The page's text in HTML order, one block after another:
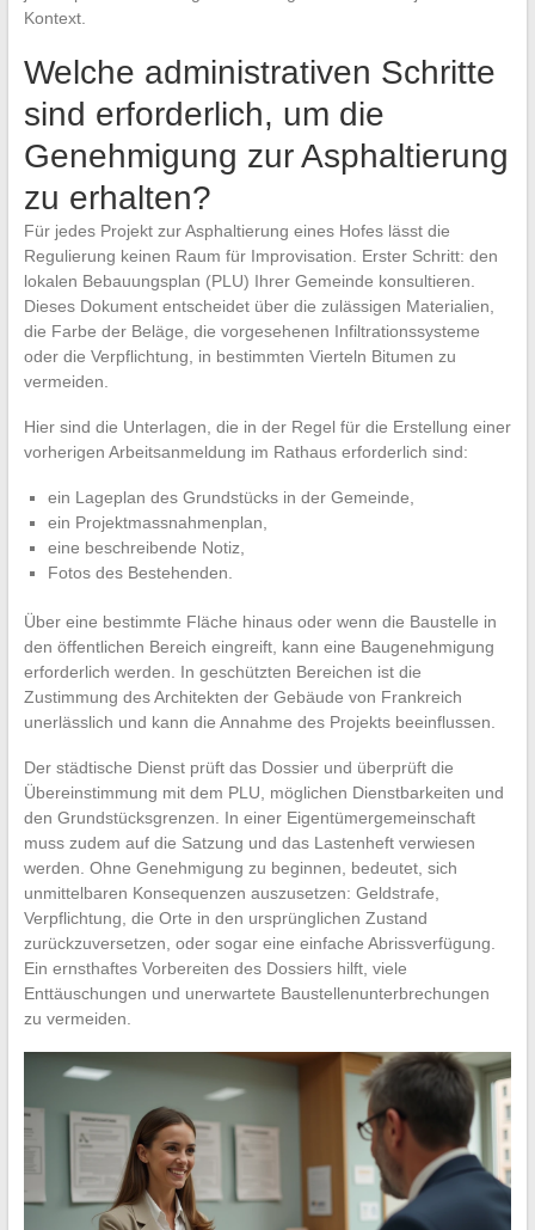
Kontext.
Welche administrativen Schritte
sind erforderlich, um die
Genehmigung zur Asphaltierung
zu erhalten?
Für jedes Projekt zur Asphaltierung eines Hofes lässt die
Regulierung keinen Raum für Improvisation. Erster Schritt: den
lokalen Bebauungsplan (PLU) Ihrer Gemeinde konsultieren.
Dieses Dokument entscheidet über die zulässigen Materialien,
die Farbe der Beläge, die vorgesehenen Infiltrationssysteme
oder die Verpflichtung, in bestimmten Vierteln Bitumen zu
vermeiden.
Hier sind die Unterlagen, die in der Regel für die Erstellung einer
vorherigen Arbeitsanmeldung im Rathaus erforderlich sind:
ein Lageplan des Grundstücks in der Gemeinde,
ein Projektmassnahmenplan,
eine beschreibende Notiz,
Fotos des Bestehenden.
Über eine bestimmte Fläche hinaus oder wenn die Baustelle in
den öffentlichen Bereich eingreift, kann eine Baugenehmigung
erforderlich werden. In geschützten Bereichen ist die
Zustimmung des Architekten der Gebäude von Frankreich
unerlässlich und kann die Annahme des Projekts beeinflussen.
Der städtische Dienst prüft das Dossier und überprüft die
Übereinstimmung mit dem PLU, möglichen Dienstbarkeiten und
den Grundstücksgrenzen. In einer Eigentümergemeinschaft
muss zudem auf die Satzung und das Lastenheft verwiesen
werden. Ohne Genehmigung zu beginnen, bedeutet, sich
unmittelbaren Konsequenzen auszusetzen: Geldstrafe,
Verpflichtung, die Orte in den ursprünglichen Zustand
zurückzuversetzen, oder sogar eine einfache Abrissverfügung.
Ein ernsthaftes Vorbereiten des Dossiers hilft, viele
Enttäuschungen und unerwartete Baustellenunterbrechungen
zu vermeiden.